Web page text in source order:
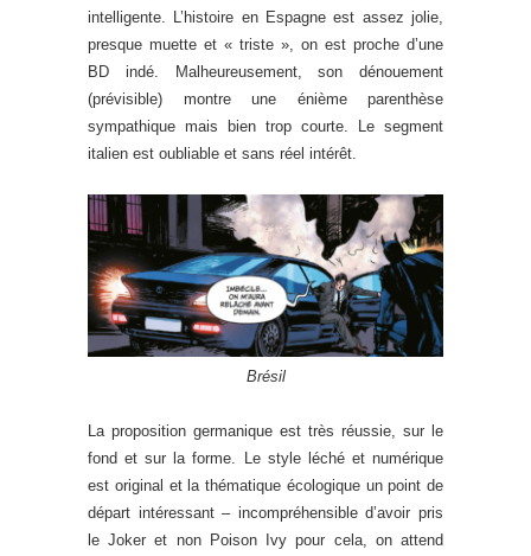
intelligente. L’histoire en Espagne est assez jolie,
presque muette et « triste », on est proche d’une
BD indé. Malheureusement, son dénouement
(prévisible) montre une énième parenthèse
sympathique mais bien trop courte. Le segment
italien est oubliable et sans réel intérêt.
Brésil
La proposition germanique est très réussie, sur le
fond et sur la forme. Le style léché et numérique
est original et la thématique écologique un point de
départ intéressant – incompréhensible d’avoir pris
le Joker et non Poison Ivy pour cela, on attend